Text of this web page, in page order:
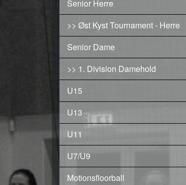
Senior Herre
>> Øst Kyst Tournament - Herre
Senior Dame
>> 1. Division Damehold
U15
U13
U11
U7/U9
Motionsfloorball